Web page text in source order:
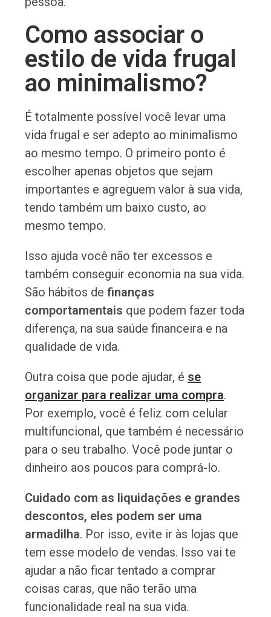
Como associar o
estilo de vida frugal
ao minimalismo?
É totalmente possível você levar uma
vida frugal e ser adepto ao minimalismo
ao mesmo tempo. O primeiro ponto é
escolher apenas objetos que sejam
importantes e agreguem valor à sua vida,
tendo também um baixo custo, ao
mesmo tempo.
Isso ajuda você não ter excessos e
também conseguir economia na sua vida.
São hábitos de finanças
comportamentais que podem fazer toda
diferença, na sua saúde financeira e na
qualidade de vida.
Outra coisa que pode ajudar, é se
organizar para realizar uma compra.
Por exemplo, você é feliz com celular
multifuncional, que também é necessário
para o seu trabalho. Você pode juntar o
dinheiro aos poucos para comprá-lo.
Cuidado com as liquidações e grandes
descontos, eles podem ser uma
armadilha. Por isso, evite ir às lojas que
tem esse modelo de vendas. Isso vai te
ajudar a não ficar tentado a comprar
coisas caras, que não terão uma
funcionalidade real na sua vida.